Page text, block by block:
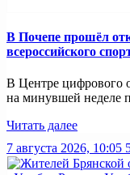
В Почепе прошёл
всероссийского
В Центре цифрового
на минувшей неделе
Читать далее
7 августа 2026, 10:05